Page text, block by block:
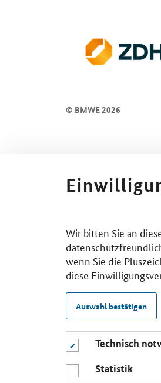
© BMWE 2026
Wir bitten Sie an
wenn Sie die
diese
Auswahl bestätigen
Technisch
Statistik